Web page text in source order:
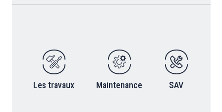
Les travaux Maintenance SAV